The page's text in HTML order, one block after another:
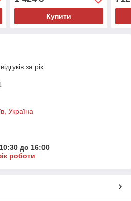
Купити
за рік
Україна
до 16:00
роботи